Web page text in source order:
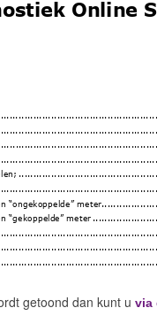
getoond dan kunt u via